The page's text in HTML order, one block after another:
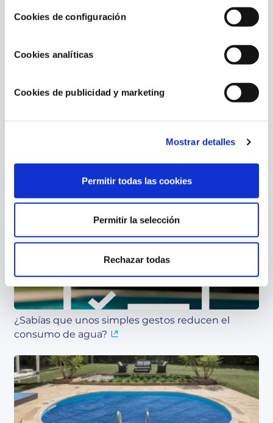
Cookies de configuración
Cookies analíticas
Cookies de publicidad y marketing
Mostrar detalles
Permitir todas las cookies
Permitir la selección
Rechazar todas
invierno
¿Sabías que unos simples gestos reducen el
consumo de agua?